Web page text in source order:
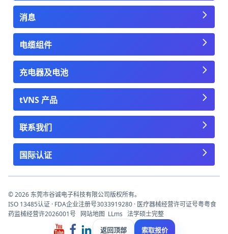
消息
电缆组件
充电器及电池
tVNS 产品
联系我们
国际认证
© 2026 东莞市谷诚电子科技有限公司版权所有。
ISO 13485认证 · FDA企业注册号3033919280 · 医疗器械经营许可证号粤粤食
药监械经营许2026001号 网站地图 LLms 法学硕士完整
返回顶部 索取报价